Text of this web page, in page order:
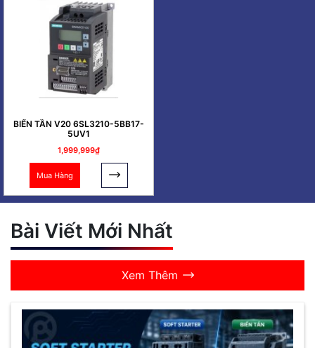
BIẾN TẦN V20 6SL3210-5BB17-
5UV1
1,999,999₫
Mua Hàng
Bài Viết Mới Nhất
Xem Thêm